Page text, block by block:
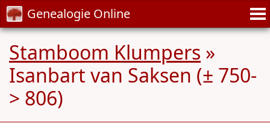
Genealogie Online
Stamboom Klumpers »
Isanbart van Saksen (± 750-
> 806)